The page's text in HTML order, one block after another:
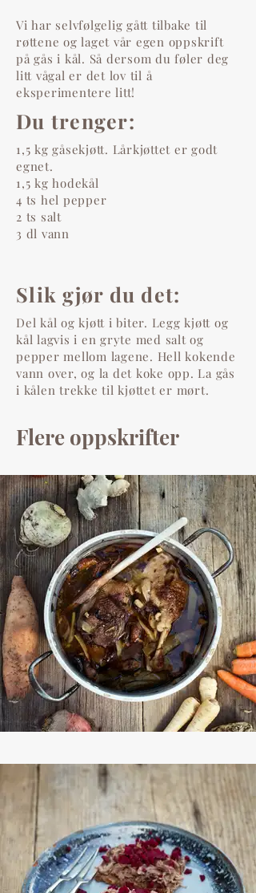
Vi har selvfølgelig gått tilbake til
røttene og laget vår egen oppskrift
på gås i kål. Så dersom du føler deg
litt vågal er det lov til å
eksperimentere litt!
Du trenger:
1,5 kg gåsekjøtt. Lårkjøttet er godt
egnet.
1,5 kg hodekål
4 ts hel pepper
2 ts salt
3 dl vann
Slik gjør du det:
Del kål og kjøtt i biter. Legg kjøtt og
kål lagvis i en gryte med salt og
pepper mellom lagene. Hell kokende
vann over, og la det koke opp. La gås
i kålen trekke til kjøttet er mørt.
Flere oppskrifter